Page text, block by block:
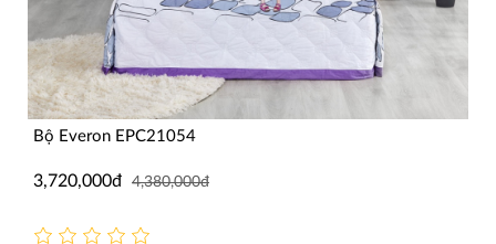
Bộ Everon EPC21054
3,720,000đ 4,380,000đ